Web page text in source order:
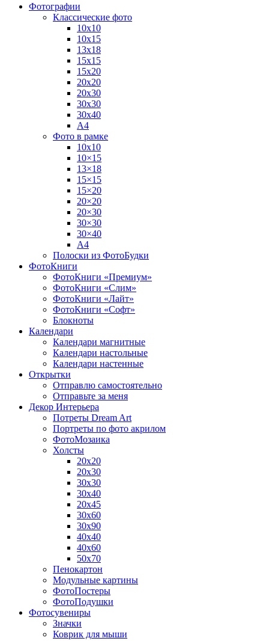
Фотографии
Классические фото
10х10
10х15
13х18
15х15
15х20
20х20
20х30
30х30
30х40
А4
Фото в рамке
10х10
10×15
13×18
15×15
15×20
20×20
20×30
30×30
30×40
A4
Полоски из ФотоБудки
ФотоКниги
ФотоКниги «Премиум»
ФотоКниги «Слим»
ФотоКниги «Лайт»
ФотоКниги «Софт»
Блокноты
Календари
Календари магнитные
Календари настольные
Календари настенные
Открытки
Отправлю самостоятельно
Отправьте за меня
Декор Интерьера
Потреты Dream Art
Портреты по фото акрилом
ФотоМозаика
Холсты
20х20
20х30
30х30
30х40
20х45
30х60
30х90
40х40
40х60
50х70
Пенокартон
Модульные картины
ФотоПостеры
ФотоПодушки
Фотоcувениры
Значки
Коврик для мыши